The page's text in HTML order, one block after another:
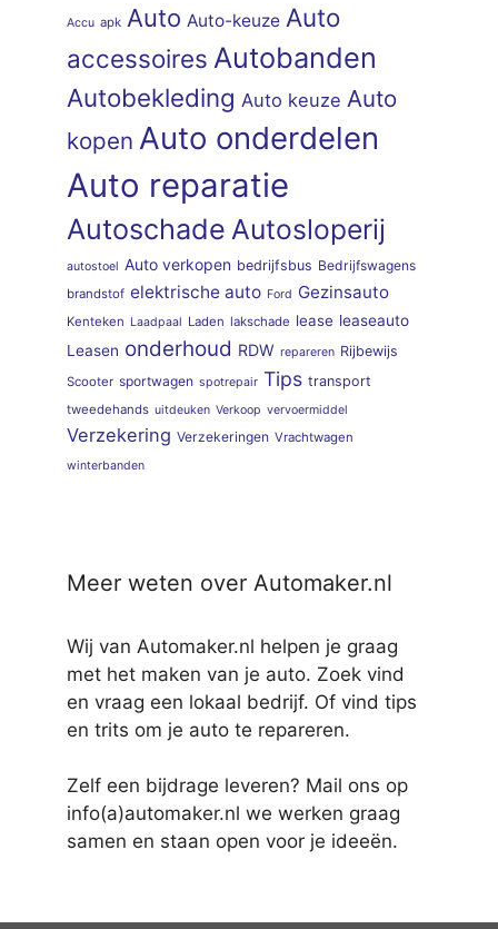
Accu apk Auto Auto-keuze Auto
accessoires Autobanden
Autobekleding Auto keuze Auto
kopen Auto onderdelen
Auto reparatie
Autoschade Autosloperij
autostoel Auto verkopen bedrijfsbus Bedrijfswagens
brandstof elektrische auto Ford Gezinsauto
Kenteken Laadpaal Laden lakschade lease leaseauto
Leasen onderhoud RDW repareren Rijbewijs
Scooter sportwagen spotrepair Tips transport
tweedehands uitdeuken Verkoop vervoermiddel
Verzekering Verzekeringen Vrachtwagen
winterbanden
Meer weten over Automaker.nl
Wij van Automaker.nl helpen je graag
met het maken van je auto. Zoek vind
en vraag een lokaal bedrijf. Of vind tips
en trits om je auto te repareren.
Zelf een bijdrage leveren? Mail ons op
info(a)automaker.nl we werken graag
samen en staan open voor je ideeën.